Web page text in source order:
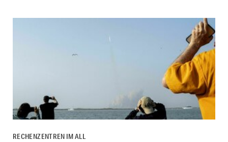
RECHENZENTREN IM ALL